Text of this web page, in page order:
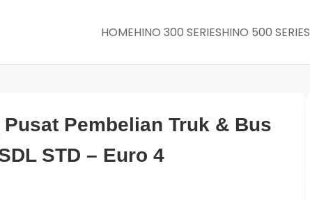
HOMEHINO 300 SERIESHINO 500 SERIES
Pembelian Truk & Bus
STD – Euro 4